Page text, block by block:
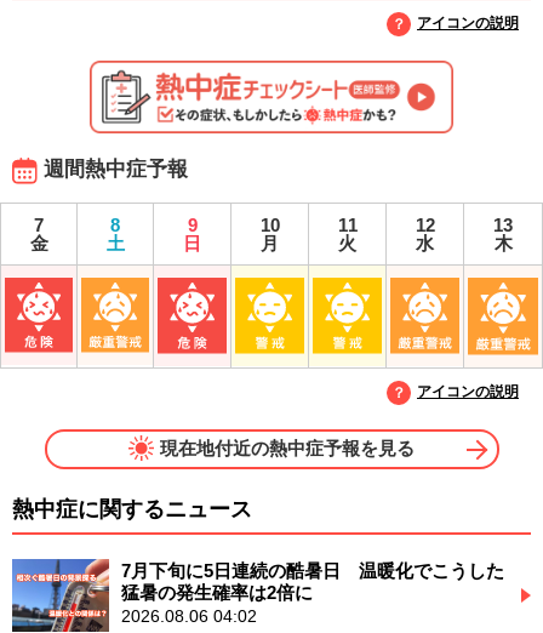
アイコンの説明
週間熱中症予報
7
金
8
土
9
日
10
月
11
火
12
水
13
木
アイコンの説明
現在地付近の熱中症予報を見る
熱中症に関するニュース
7月下旬に5日連続の酷暑日 温暖化でこうした
猛暑の発生確率は2倍に
2026.08.06 04:02